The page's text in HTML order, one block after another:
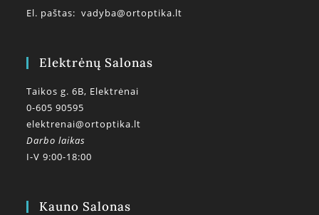
El. paštas:vadyba@ortoptika.lt
Elektrėnų Salonas
Taikos g. 6B, Elektrėnai
0-605 90595
elektrenai@ortoptika.lt
Darbo laikas
I-V 9:00-18:00
Kauno Salonas